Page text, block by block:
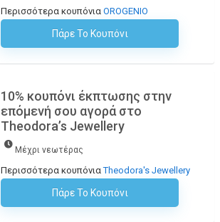
Περισσότερα κουπόνια OROGENIO
Πάρε Το Κουπόνι
10% κουπόνι έκπτωσης στην
επόμενή σου αγορά στο
Theodora’s Jewellery
Μέχρι νεωτέρας
Περισσότερα κουπόνιαTheodora's Jewellery
Πάρε Το Κουπόνι